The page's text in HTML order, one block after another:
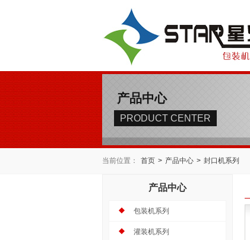
产品中心
PRODUCT CENTER
当前位置： 首页 > 产品中心 > 封口机系列
产品中心
包装机系列
灌装机系列